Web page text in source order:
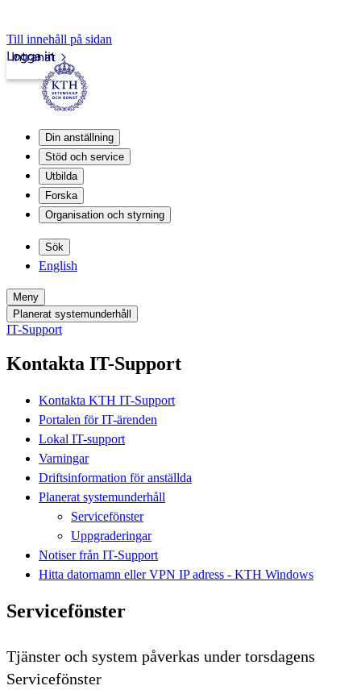
Till innehåll på sidan
Intranät
Logga in
Din anställning
Stöd och service
Utbilda
Forska
Organisation och styrning
Sök
English
Meny
Planerat systemunderhåll
IT-Support
Kontakta IT-Support
Kontakta KTH IT-Support
Portalen för IT-ärenden
Lokal IT-support
Varningar
Driftsinformation för anställda
Planerat systemunderhåll
Servicefönster
Uppgraderingar
Notiser från IT-Support
Hitta datornamn eller VPN IP adress - KTH Windows
Servicefönster
Tjänster och system påverkas under torsdagens
Servicefönster